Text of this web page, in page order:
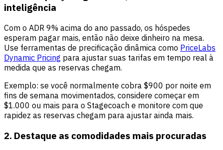
inteligência
Com o ADR 9% acima do ano passado, os hóspedes
esperam pagar mais, então não deixe dinheiro na mesa.
Use ferramentas de precificação dinâmica como PriceLabs
Dynamic Pricing para ajustar suas tarifas em tempo real à
medida que as reservas chegam.
Exemplo: se você normalmente cobra $900 por noite em
fins de semana movimentados, considere começar em
$1.000 ou mais para o Stagecoach e monitore com que
rapidez as reservas chegam para ajustar ainda mais.
2. Destaque as comodidades mais procuradas